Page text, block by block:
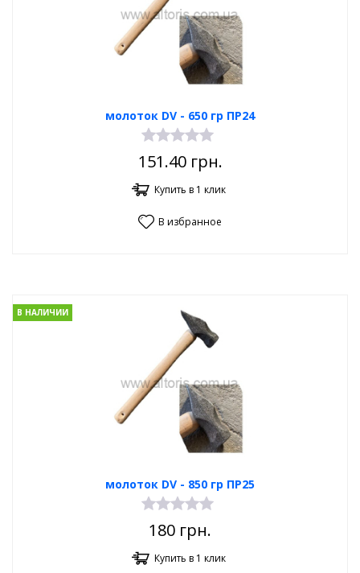
молоток DV - 650 гр ПР24
151.40грн.
Купить в 1 клик
В избранное
молоток DV - 850 гр ПР25
В НАЛИЧИИ
180 грн.
Купить в 1 клик